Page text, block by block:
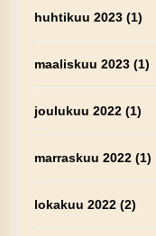
huhtikuu 2023(1)
maaliskuu 2023(1)
joulukuu 2022(1)
marraskuu 2022(1)
lokakuu 2022(2)